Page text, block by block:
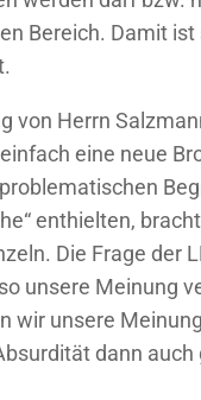
Bereich. Damit
von Herrn
eine neue
enthielten,
Die Frage der
unsere Meinung
wir unsere
dann auch